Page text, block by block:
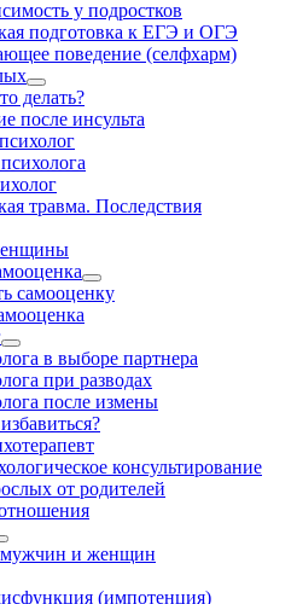
у подростков
подготовка к ЕГЭ и ОГЭ
поведение (селфхарм)
делать?
после инсульта
травма. Последствия
самооценку
в выборе партнера
при разводах
после измены
консультирование
от родителей
мужчин и женщин
(импотенция)